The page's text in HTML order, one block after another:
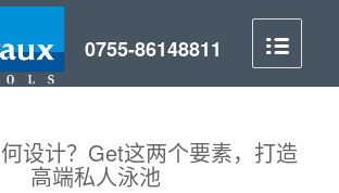
设计？Get这两个要素，打造
高端私人泳池